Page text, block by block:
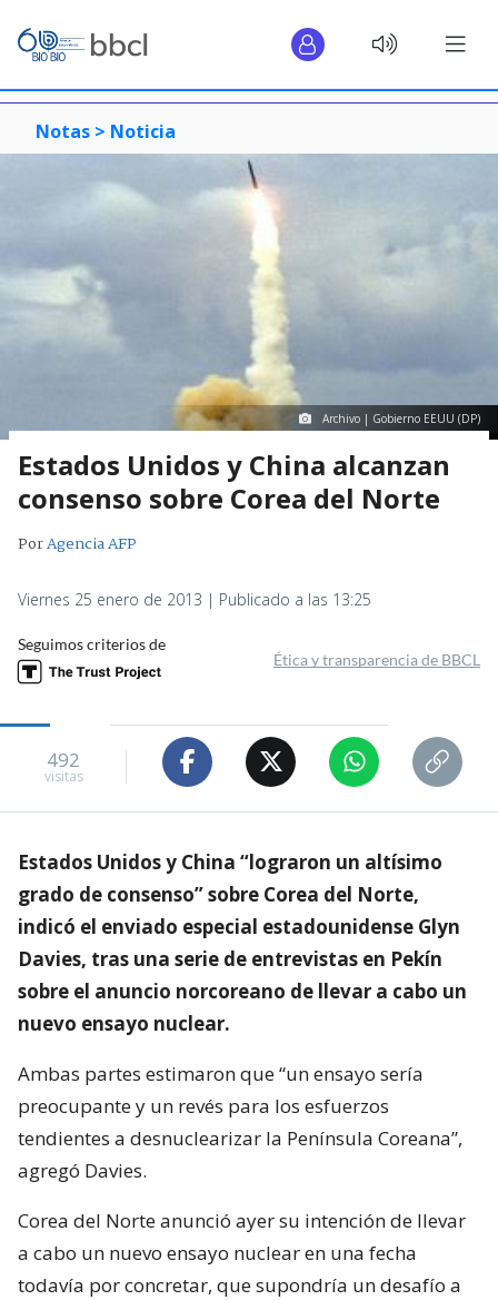
Notas > Noticia
Archivo | Gobierno EEUU (DP)
Estados Unidos y China alcanzan
consenso sobre Corea del Norte
PorAgencia AFP
Viernes 25 enero de 2013 | Publicado a las 13:25
Seguimos criterios de
Ética y transparencia de BBCL
492
visitas
Estados Unidos y China “lograron un altísimo
grado de consenso” sobre Corea del Norte,
indicó el enviado especial estadounidense Glyn
Davies, tras una serie de entrevistas en Pekín
sobre el anuncio norcoreano de llevar a cabo un
nuevo ensayo nuclear.
Ambas partes estimaron que “un ensayo sería
preocupante y un revés para los esfuerzos
tendientes a desnuclearizar la Península Coreana”,
agregó Davies.
Corea del Norte anunció ayer su intención de llevar
a cabo un nuevo ensayo nuclear en una fecha
todavía por concretar, que supondría un desafío a